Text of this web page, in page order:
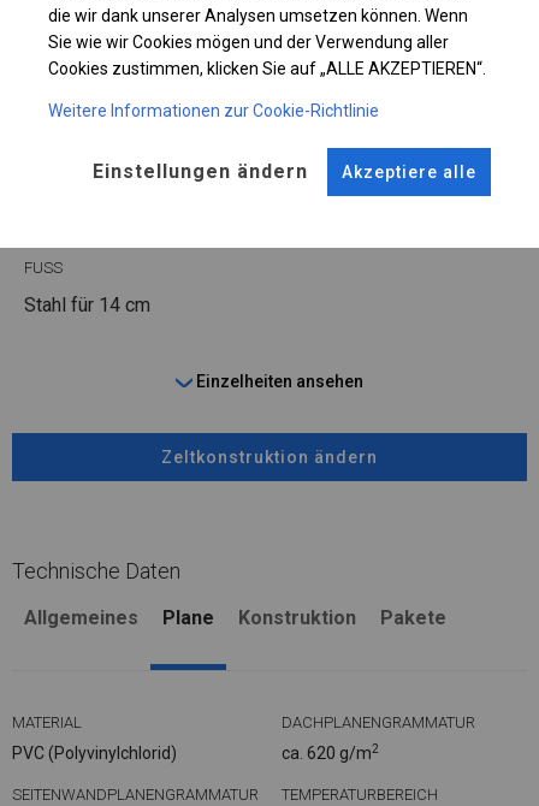
KONSTRUKTION
WINTER
ANSCHLÜSSE
FUSS
Stahl für 14 cm
Einzelheiten ansehen
Zeltkonstruktion ändern
Technische Daten
Allgemeines Plane Konstruktion Pakete
MATERIAL
PVC (Polyvinylchlorid)
DACHPLANENGRAMMATUR
ca. 620 g/m2
SEITENWANDPLANENGRAMMATUR TEMPERATURBEREICH
die wir dank unserer Analysen umsetzen können. Wenn
Sie wie wir Cookies mögen und der Verwendung aller
Cookies zustimmen, klicken Sie auf „ALLE AKZEPTIEREN“.
Weitere Informationen zur Cookie-Richtlinie
Einstellungen ändern Akzeptiere alle